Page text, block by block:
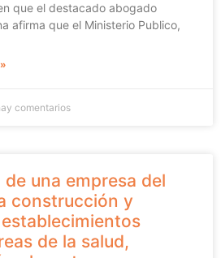
que el destacado abogado
afirma que el Ministerio Publico,
comentarios
una empresa del
construcción y
de la salud,